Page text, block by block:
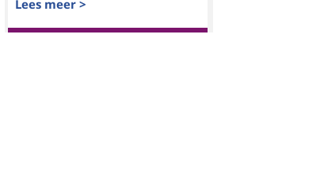
Lees meer >